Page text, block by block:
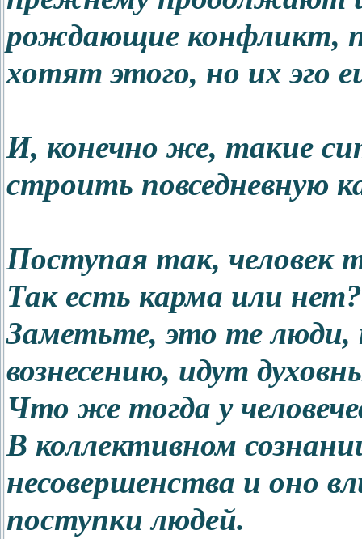
рождающие конфликт,
хотят этого, но их эго
И, конечно же, такие
строить повседневную
Поступая так, человек
Так есть карма или нет?
Заметьте, это те
вознесению, идут
Что же тогда у
В коллективном
несовершенства и оно
поступки людей.